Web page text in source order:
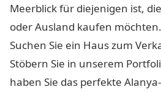
Meerblick für diejenigen ist,
oder Ausland kaufen möchten.
Suchen Sie ein Haus zum
Stöbern Sie in unserem
haben Sie das perfekte